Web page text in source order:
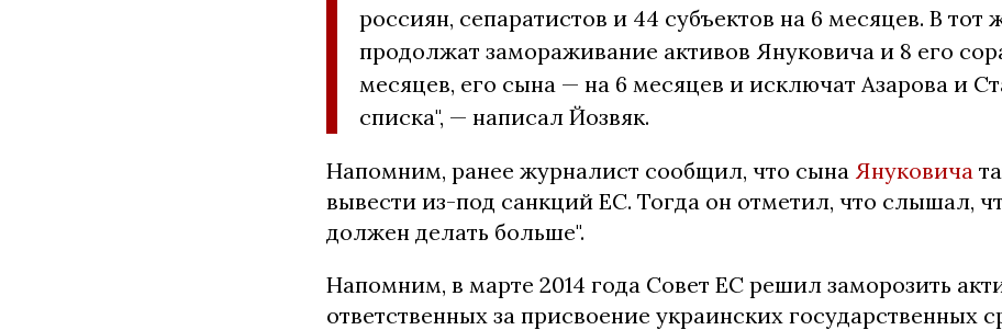
россиян, сепаратистов и 44 субъектов на 6 месяцев. В тот
продолжат замораживание активов Януковича и 8 его
месяцев, его сына — на 6 месяцев и исключат Азарова и
списка", — написал Йозвяк.
Напомним, ранее журналист сообщил, что сына Януковича
вывести из-под санкций ЕС. Тогда он отметил, что слышал,
должен делать больше".
Напомним, в марте 2014 года Совет ЕС решил заморозить
ответственных за присвоение украинских государственных